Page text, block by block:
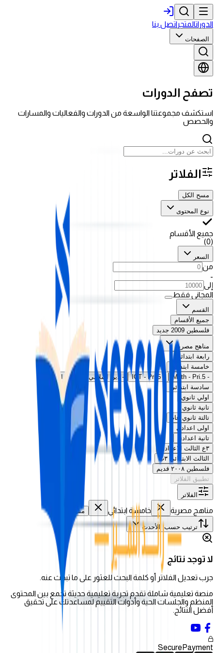
الدوراتالمتجراتصل بنا
الصفحات
تصفح الدورات
استكشف مجموعتنا الواسعة من الدورات والفعاليات والمسارات
والحصص
الفلاتر
مسح الكل
نوع المحتوى
جميع الأقسام
(
0
)
السعر
من
-
إلى
المجاني فقط
القسم
جميع الأقسام
فلسطين 2009 جديد
مناهج مصرية
رابعة ابتدائي
خامسة ابتدائي
-
Math - Pri.5
-
ICT - Pri.5
- دين اسلامي
اللغة العربية
سادسة ابتدائي
اولي ثانوي
تانية ثانوي
تالتة ثانوي عام
اولى اعدادي
تانية اعدادي
٣ع الثالث الاعدادي
الثالث الابتدائي ٣ب
فلسطين ٢٠٠٨ قديم
تطبيق الفلاتر
الفلاتر
مناهج مصرية خامسة ابتدائي مسح الكل
ترتيب حسب: الأحدث
لا توجد نتائج
جرب تعديل الفلاتر أو كلمة البحث للعثور على ما تبحث عنه.
منصة تعليمية شاملة تقدم تجربة تعليمية حديثة تجمع بين المحتوى
المنظم والجلسات الحية وأدوات التقييم لمساعدتك على تحقيق
أفضل النتائج.
Secure Payment